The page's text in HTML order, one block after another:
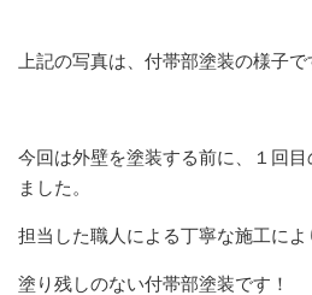
上記の写真は、付帯部塗装の様子で
今回は外壁を塗装する前に、１回
ました。
担当した職人による丁寧な施工によ
塗り残しのない付帯部塗装です！